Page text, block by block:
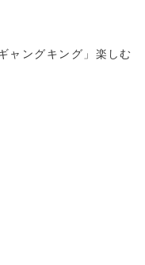
ャングキング」楽しむ